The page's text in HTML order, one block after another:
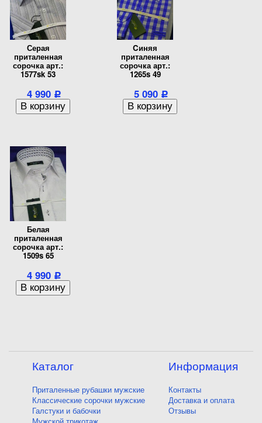
Серая
приталенная
сорочка арт.:
1577sk 53
4 990 Р
Cиняя
приталенная
сорочка арт.:
1265s 49
5 090 Р
Белая
приталенная
сорочка арт.:
1509s 65
4 990 Р
Каталог
Приталенные рубашки мужские
Классические сорочки мужские
Галстуки и бабочки
Информация
Контакты
Доставка и оплата
Отзывы